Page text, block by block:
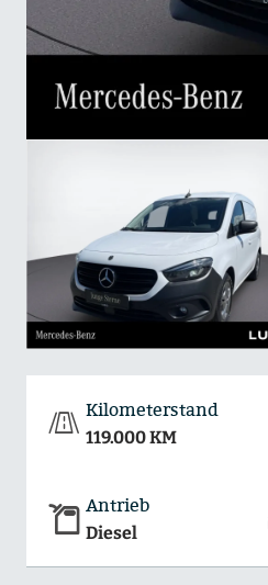
Kilometerstand
119.000 KM
Antrieb
Diesel